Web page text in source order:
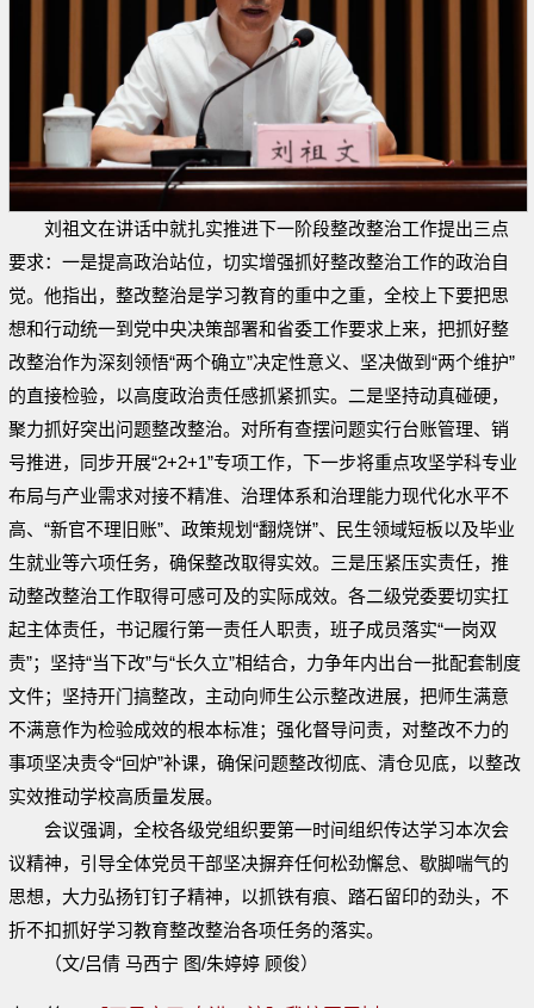
刘祖文在讲话中就扎实推进下一阶段整改整治工作提出三点
要求：一是提高政治站位，切实增强抓好整改整治工作的政治自
觉。他指出，整改整治是学习教育的重中之重，全校上下要把思
想和行动统一到党中央决策部署和省委工作要求上来，把抓好整
改整治作为深刻领悟“两个确立”决定性意义、坚决做到“两个维护”
的直接检验，以高度政治责任感抓紧抓实。二是坚持动真碰硬，
聚力抓好突出问题整改整治。对所有查摆问题实行台账管理、销
号推进，同步开展“2+2+1”专项工作，下一步将重点攻坚学科专业
布局与产业需求对接不精准、治理体系和治理能力现代化水平不
高、“新官不理旧账”、政策规划“翻烧饼”、民生领域短板以及毕业
生就业等六项任务，确保整改取得实效。三是压紧压实责任，推
动整改整治工作取得可感可及的实际成效。各二级党委要切实扛
起主体责任，书记履行第一责任人职责，班子成员落实“一岗双
责”；坚持“当下改”与“长久立”相结合，力争年内出台一批配套制度
文件；坚持开门搞整改，主动向师生公示整改进展，把师生满意
不满意作为检验成效的根本标准；强化督导问责，对整改不力的
事项坚决责令“回炉”补课，确保问题整改彻底、清仓见底，以整改
实效推动学校高质量发展。
会议强调，全校各级党组织要第一时间组织传达学习本次会
议精神，引导全体党员干部坚决摒弃任何松劲懈怠、歇脚喘气的
思想，大力弘扬钉钉子精神，以抓铁有痕、踏石留印的劲头，不
折不扣抓好学习教育整改整治各项任务的落实。
（文/吕倩 马西宁 图/朱婷婷 顾俊）